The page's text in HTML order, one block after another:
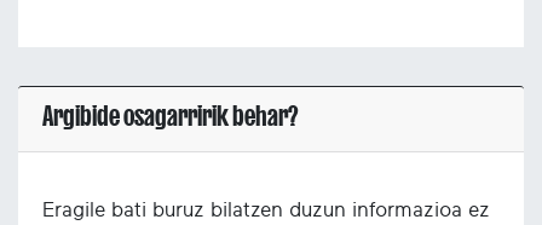
Argibide osagarririk behar?
Eragile bati buruz bilatzen duzun informazioa ez